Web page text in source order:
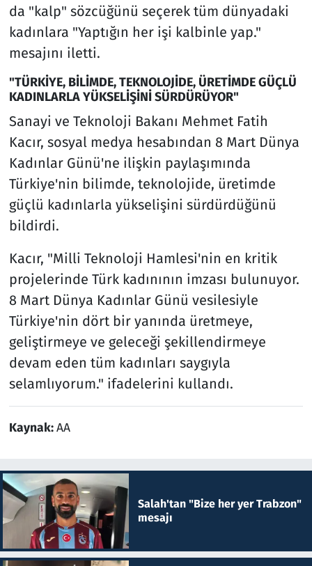
da "kalp" sözcüğünü seçerek tüm dünyadaki
kadınlara "Yaptığın her işi kalbinle yap."
mesajını iletti.
"TÜRKİYE, BİLİMDE, TEKNOLOJİDE, ÜRETİMDE GÜÇLÜ
KADINLARLA YÜKSELİŞİNİ SÜRDÜRÜYOR"
Sanayi ve Teknoloji Bakanı Mehmet Fatih
Kacır, sosyal medya hesabından 8 Mart Dünya
Kadınlar Günü'ne ilişkin paylaşımında
Türkiye'nin bilimde, teknolojide, üretimde
güçlü kadınlarla yükselişini sürdürdüğünü
bildirdi.
Kacır, "Milli Teknoloji Hamlesi'nin en kritik
projelerinde Türk kadınının imzası bulunuyor.
8 Mart Dünya Kadınlar Günü vesilesiyle
Türkiye'nin dört bir yanında üretmeye,
geliştirmeye ve geleceği şekillendirmeye
devam eden tüm kadınları saygıyla
selamlıyorum." ifadelerini kullandı.
Kaynak:AA
Salah'tan "Bize her yer Trabzon"
mesajı